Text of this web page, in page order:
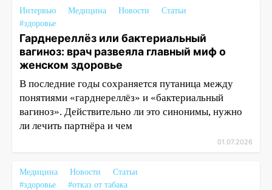
Интервью Медицина Новости
Статьи
#здоровье
Гарднереллёз или бактериальный
вагиноз: врач развеяла главный миф о
женском здоровье
В последние годы сохраняется путаница между
понятиями «гарднереллëз» и «бактериальный
вагиноз». Действительно ли это синонимы, нужно
ли лечить партнёра и чем
01.07.2026
Медицина Новости
Статьи
#здоровье
#отказ от табака